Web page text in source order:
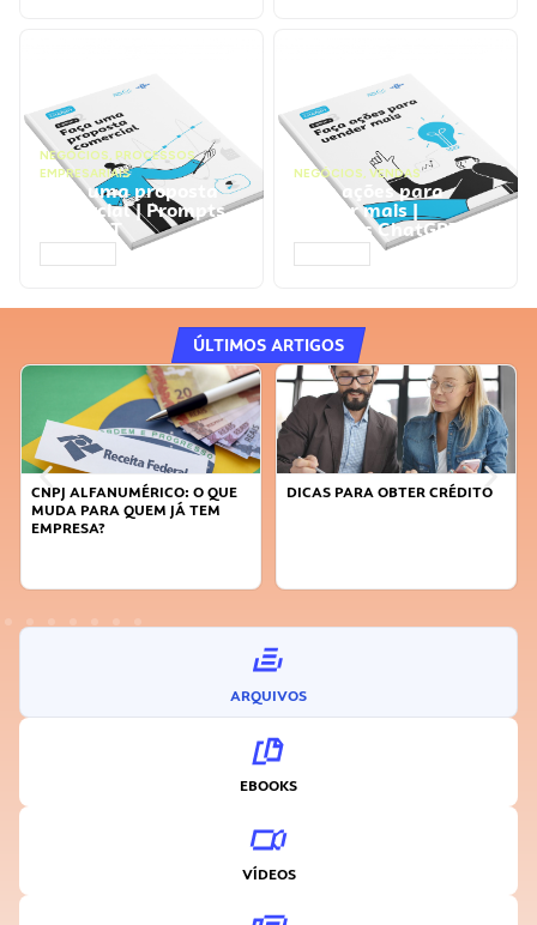
NEGÓCIOS, PROCESSOS
EMPRESARIAIS
Faça uma proposta
comercial | Prompts
ChatGPT
NEGÓCIOS, VENDAS
Faça ações para
vender mais |
Prompts ChatGPT
ÚLTIMOS ARTIGOS
CNPJ ALFANUMÉRICO: O QUE
MUDA PARA QUEM JÁ TEM
EMPRESA?
DICAS PARA OBTER CRÉDITO
ARQUIVOS
EBOOKS
VÍDEOS